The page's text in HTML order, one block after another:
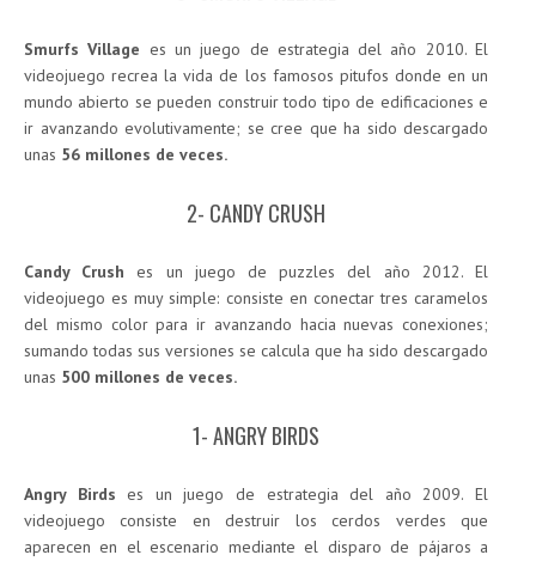
Smurfs Village es un juego de estrategia del año 2010. El
videojuego recrea la vida de los famosos pitufos donde en un
mundo abierto se pueden construir todo tipo de edificaciones e
ir avanzando evolutivamente; se cree que ha sido descargado
unas 56 millones de veces.
2- CANDY CRUSH
Candy Crush es un juego de puzzles del año 2012. El
videojuego es muy simple: consiste en conectar tres caramelos
del mismo color para ir avanzando hacia nuevas conexiones;
sumando todas sus versiones se calcula que ha sido descargado
unas 500 millones de veces.
1- ANGRY BIRDS
Angry Birds es un juego de estrategia del año 2009. El
videojuego consiste en destruir los cerdos verdes que
aparecen en el escenario mediante el disparo de pájaros a